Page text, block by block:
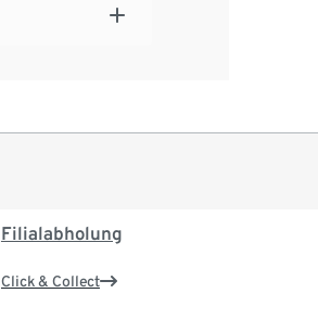
Filialabholung
Click & Collect